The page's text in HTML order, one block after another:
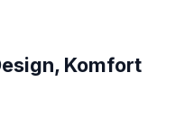
Komfort